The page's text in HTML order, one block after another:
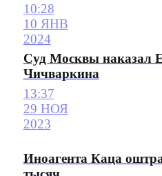
10:28
10 ЯНВ
2024
Суд Москвы наказал
Чичваркина
13:37
29 НОЯ
2023
Иноагента Каца